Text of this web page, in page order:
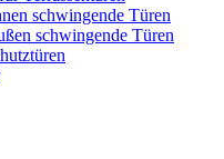
schwingende Türen
schwingende Türen